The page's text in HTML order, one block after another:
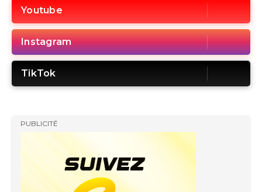
Youtube
Instagram
TikTok
PUBLICITÉ